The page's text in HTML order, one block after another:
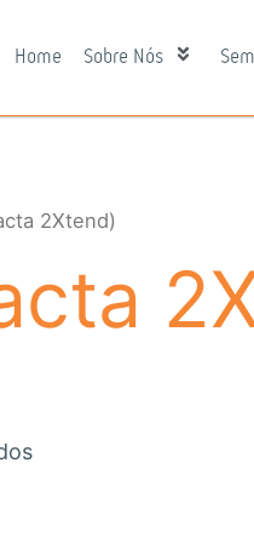
Home Sobre Nós
2Xtend)